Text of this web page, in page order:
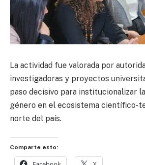
La actividad fue valorada por
investigadoras y proyectos
paso decisivo para institucionalizar
género en el ecosistema científico-
norte del país.
Comparte esto: